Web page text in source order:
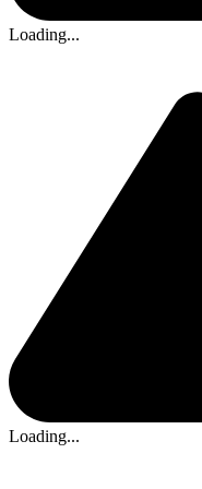
Loading...
Loading...